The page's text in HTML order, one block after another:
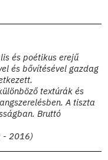
és poétikus erejű
és bővítésével gazdag
textúrák és
A tiszta
Bruttó
- 2016)